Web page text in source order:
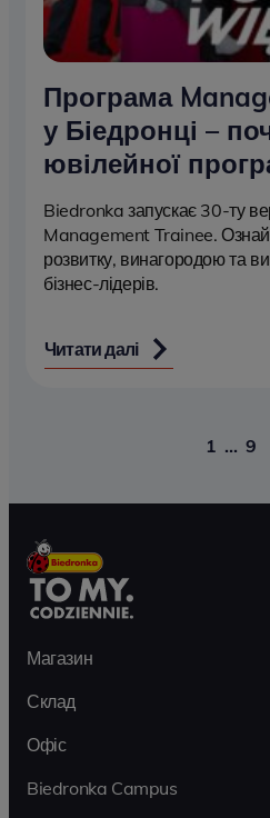
Програма
у Біедронці –
ювілейної
Biedronka запускає 30-ту
Management Trainee.
розвитку, винагородою та
бізнес-лідерів.
Читати далі
1 … 9
Магазин
Склад
Офіс
Biedronka Campus